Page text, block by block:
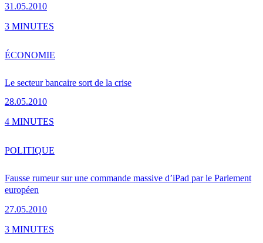
31.05.2010
3 MINUTES
Le secteur bancaire sort de la crise
28.05.2010
ÉCONOMIE
4 MINUTES
Fausse rumeur sur une commande massive d’iPad par le Parlement
européen
27.05.2010
POLITIQUE
3 MINUTES